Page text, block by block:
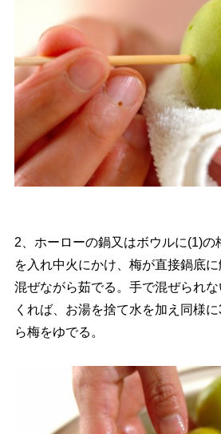
2、ホーローの鍋又はボウルに(1)の
を入れ中火にかけ、梅が直接鍋底
混ぜながら茹でる。手で混ぜられ
くれば、お湯を捨て水を加え同様
ら梅をゆでる。